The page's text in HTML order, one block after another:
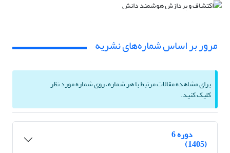
مرور بر اساس شماره‌های نشریه
برای مشاهده مقالات مرتبط با هر شماره، روی شماره مورد نظر
کلیک کنید.
دوره 6
(1405)